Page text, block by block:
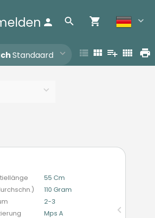
Contact
Standaard
55 Cm
110 Gram
2-3
Mps A